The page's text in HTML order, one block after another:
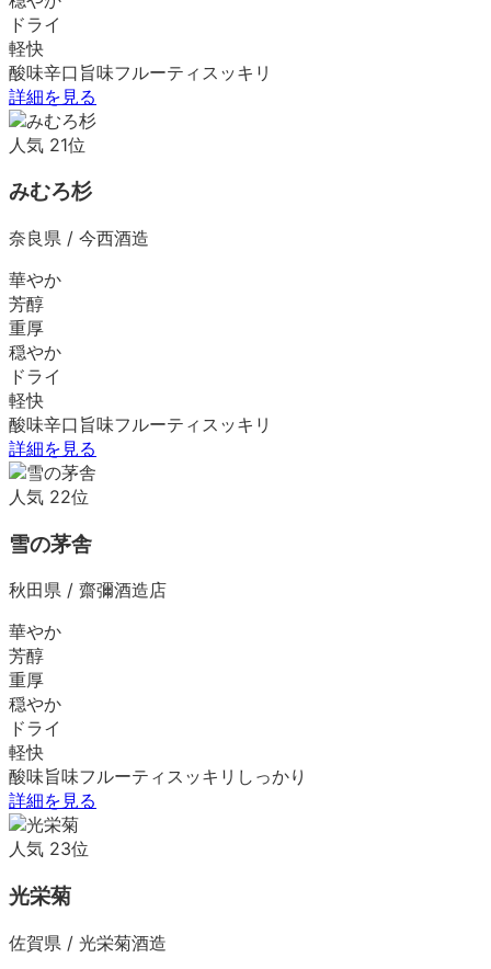
ドライ
軽快
酸味辛口 旨味フルーティ スッキリ
詳細を見る
人気 21位
みむろ杉
奈良県 / 今西酒造
華やか
芳醇
重厚
穏やか
ドライ
軽快
酸味辛口 旨味フルーティ スッキリ
詳細を見る
人気 22位
雪の茅舎
秋田県 / 齋彌酒造店
華やか
芳醇
重厚
穏やか
ドライ
軽快
酸味旨味フルーティ スッキリ しっかり
詳細を見る
人気 23位
光栄菊
佐賀県 / 光栄菊酒造